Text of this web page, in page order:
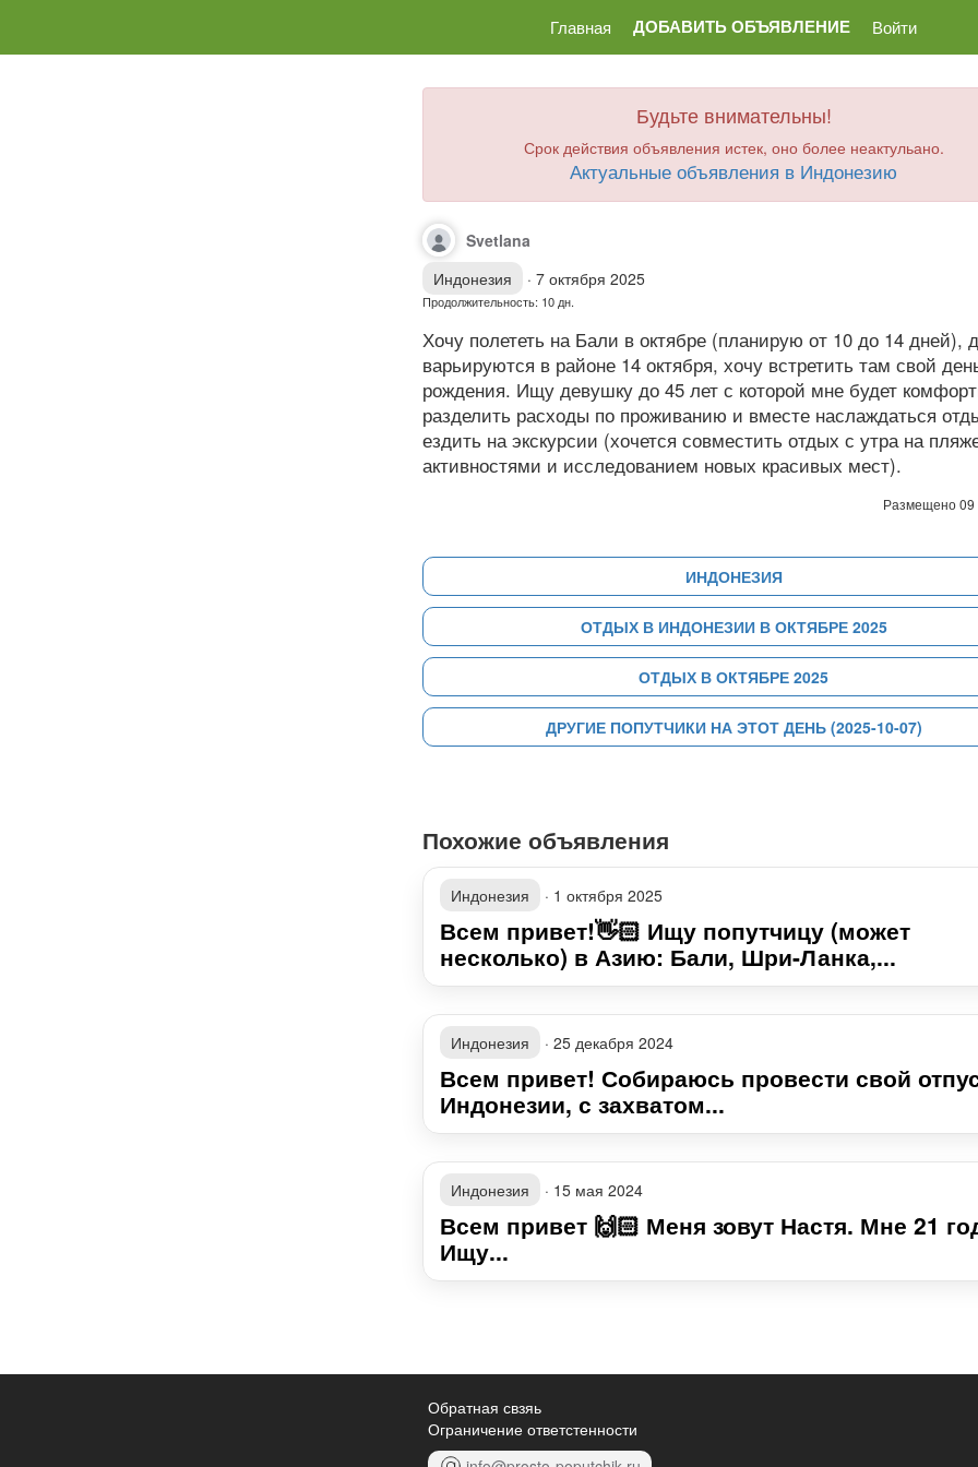
Главная ДОБАВИТЬ ОБЪЯВЛЕНИЕ Войти
Будьте внимательны!
Срок действия объявления истек, оно более неактульано.
Актуальные объявления в Индонезию
Svetlana
Индонезия
· 7 октября 2025
Продолжительность: 10 дн.
Хочу полететь на Бали в октябре (планирую от 10 до 14 дней),
варьируются в районе 14 октября, хочу встретить там свой
рождения. Ищу девушку до 45 лет с которой мне будет
разделить расходы по проживанию и вместе наслаждаться
ездить на экскурсии (хочется совместить отдых с утра на
активностями и исследованием новых красивых мест).
Размещено 09
ИНДОНЕЗИЯ
ОТДЫХ В ИНДОНЕЗИИ В ОКТЯБРЕ 2025
ОТДЫХ В ОКТЯБРЕ 2025
ДРУГИЕ ПОПУТЧИКИ НА ЭТОТ ДЕНЬ (2025-10-07)
Похожие объявления
Индонезия · 1 октября 2025
Всем привет!👋🏻 Ищу попутчицу (может
несколько) в Азию: Бали, Шри-Ланка,...
Индонезия · 25 декабря 2024
Всем привет! Собираюсь провести свой
Индонезии, с захватом...
Индонезия · 15 мая 2024
Всем привет 🙌🏻 Меня зовут Настя. Мне 21
Ищу...
Обратная свзяь
Ограничение ответстенности